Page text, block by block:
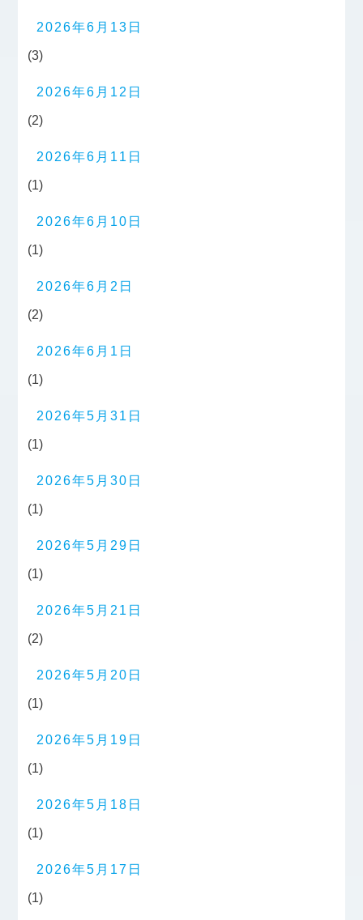
2026年6月13日
(3)
2026年6月12日
(2)
2026年6月11日
(1)
2026年6月10日
(1)
2026年6月2日
(2)
2026年6月1日
(1)
2026年5月31日
(1)
2026年5月30日
(1)
2026年5月29日
(1)
2026年5月21日
(2)
2026年5月20日
(1)
2026年5月19日
(1)
2026年5月18日
(1)
2026年5月17日
(1)